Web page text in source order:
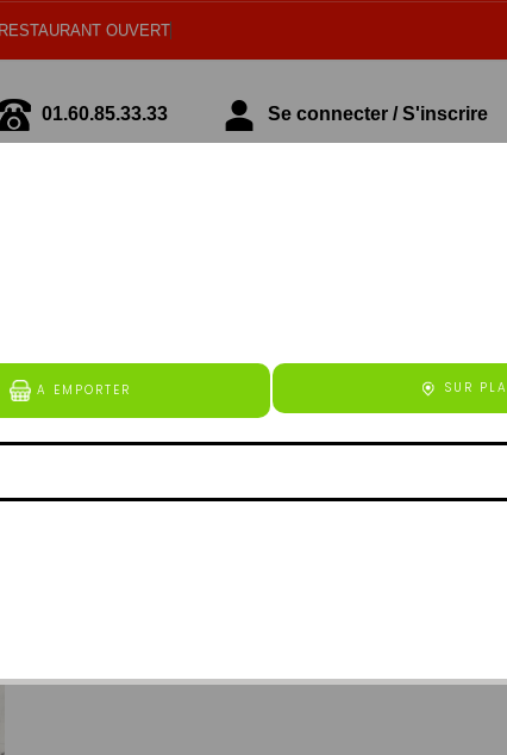
RESTAUR
01.60.85.33.33 Se connecter / S'inscrire
FRAÎCHE
boeuf et de volaille), lardons (bâtonnet de veau),
râpée et de substitut de fromage), chorizo (à base